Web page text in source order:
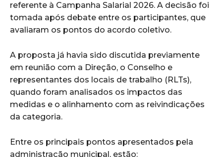
referente à Campanha Salarial 2026. A decisão foi
tomada após debate entre os participantes, que
avaliaram os pontos do acordo coletivo.
A proposta já havia sido discutida previamente
em reunião com a Direção, o Conselho e
representantes dos locais de trabalho (RLTs),
quando foram analisados os impactos das
medidas e o alinhamento com as reivindicações
da categoria.
Entre os principais pontos apresentados pela
administração municipal, estão: